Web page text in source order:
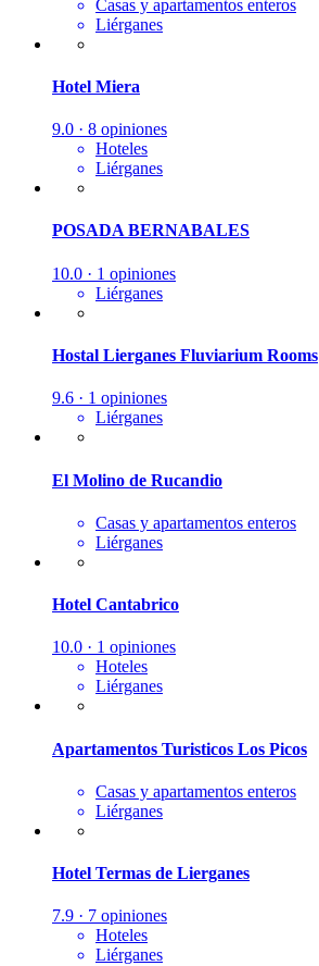
Casas y apartamentos enteros
Liérganes
Hotel Miera
9.0 · 8 opiniones
Hoteles
Liérganes
POSADA BERNABALES
10.0 · 1 opiniones
Liérganes
Hostal Lierganes Fluviarium Rooms
9.6 · 1 opiniones
Liérganes
El Molino de Rucandio
Casas y apartamentos enteros
Liérganes
Hotel Cantabrico
10.0 · 1 opiniones
Hoteles
Liérganes
Apartamentos Turisticos Los Picos
Casas y apartamentos enteros
Liérganes
Hotel Termas de Lierganes
7.9 · 7 opiniones
Hoteles
Liérganes